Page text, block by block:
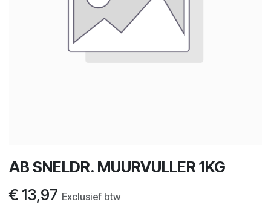
AB SNELDR. MUURVULLER 1KG
€ 13,97 Exclusief btw